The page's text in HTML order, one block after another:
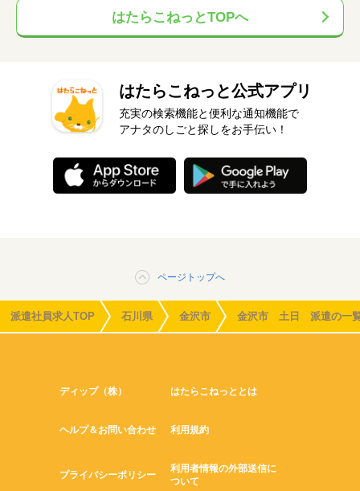
はたらこねっとTOPへ
はたらこねっと公式アプリ
充実の検索機能と便利な通知機能で
アナタのしごと探しをお手伝い！
ページトップへ
派遣社員求人TOP 石川県 金沢市 金沢市 土日 派遣の一
ディップ（株） はたらこねっととは
ヘルプ＆お問い合わせ 利用規約
プライバシーポリシー
利用者情報の外部送信に
ついて